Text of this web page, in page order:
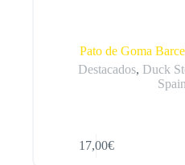
Pato de Goma
Destacados, Duck
Spain
17,00€